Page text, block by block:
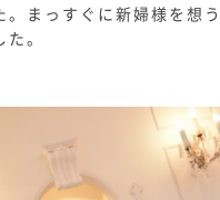
まっすぐに新婦様を想う
。